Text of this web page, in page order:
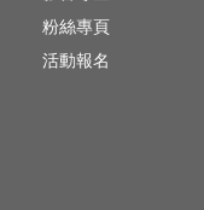
粉絲專頁
活動報名